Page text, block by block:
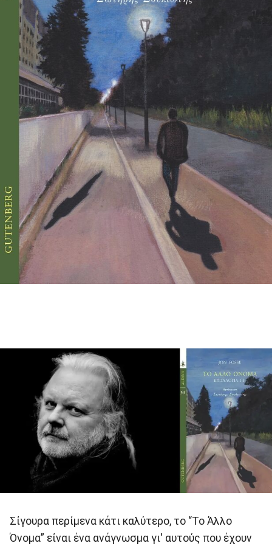
Σίγουρα περίμενα κάτι καλύτερο, το “Το Άλλο
Όνομα” είναι ένα ανάγνωσμα γι' αυτούς που έχουν